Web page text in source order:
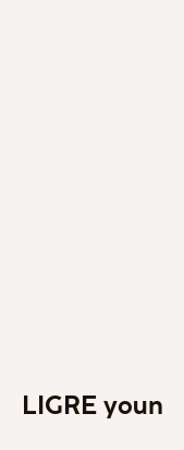
LIGRE youn